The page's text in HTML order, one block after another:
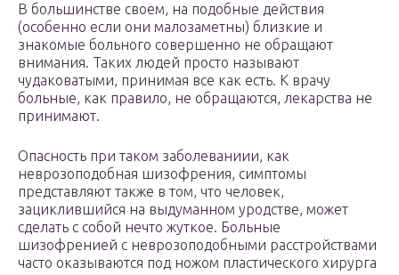
В большинстве своем, на подобные действия
(особенно если они малозаметны) близкие и
знакомые больного совершенно не обращают
внимания. Таких людей просто называют
чудаковатыми, принимая все как есть. К врачу
больные, как правило, не обращаются, лекарства не
принимают.
Опасность при таком заболеваниии, как
неврозоподобная шизофрения, симптомы
представляют также в том, что человек,
зациклившийся на выдуманном уродстве, может
сделать с собой нечто жуткое. Больные
шизофренией с неврозоподобными расстройствами
часто оказываются под ножом пластического хирурга